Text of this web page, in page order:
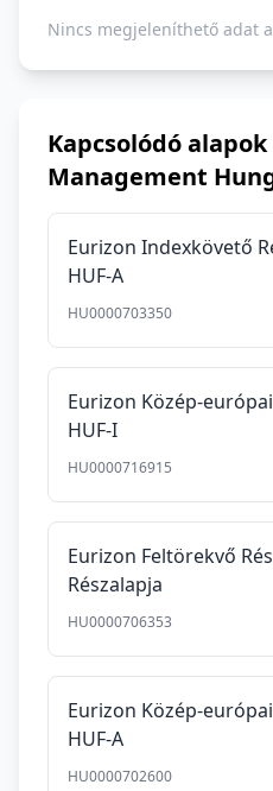
Nincs megjeleníthető adat
Kapcsolódó
Management
Eurizon Indexkövető
HUF-A
HU0000703350
Eurizon Közép-
HUF-I
HU0000716915
Eurizon Feltörekvő
Részalapja
HU0000706353
Eurizon Közép-
HUF-A
HU0000702600